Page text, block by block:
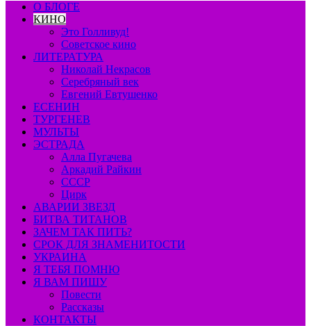
О БЛОГЕ
КИНО
Это Голливуд!
Советское кино
ЛИТЕРАТУРА
Николай Некрасов
Серебряный век
Евгений Евтушенко
ЕСЕНИН
ТУРГЕНЕВ
МУЛЬТЫ
ЭСТРАДА
Алла Пугачева
Аркадий Райкин
СССР
Цирк
АВАРИИ ЗВЕЗД
БИТВА ТИТАНОВ
ЗАЧЕМ ТАК ПИТЬ?
СРОК ДЛЯ ЗНАМЕНИТОСТИ
УКРАИНА
Я ТЕБЯ ПОМНЮ
Я ВАМ ПИШУ
Повести
Рассказы
КОНТАКТЫ